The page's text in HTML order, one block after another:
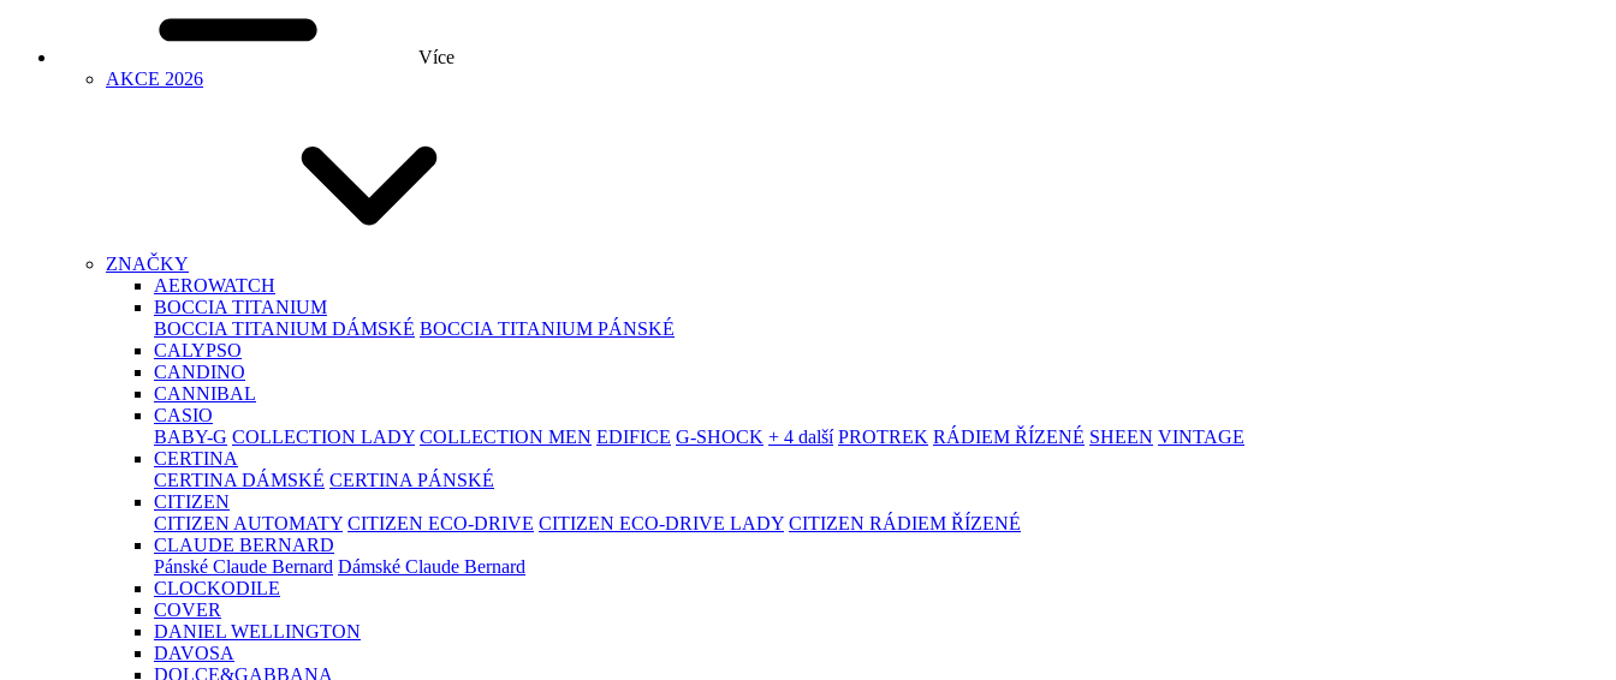
Více
AKCE 2026
ZNAČKY
AEROWATCH
BOCCIA TITANIUM
BOCCIA TITANIUM DÁMSKÉ BOCCIA TITANIUM PÁNSKÉ
CALYPSO
CANDINO
CANNIBAL
CASIO
BABY-G COLLECTION LADY COLLECTION MEN EDIFICE G-SHOCK + 4 další PROTREK RÁDIEM ŘÍZENÉ SHEEN VINTAGE
CERTINA
CERTINA DÁMSKÉ CERTINA PÁNSKÉ
CITIZEN
CITIZEN AUTOMATY CITIZEN ECO-DRIVE CITIZEN ECO-DRIVE LADY CITIZEN RÁDIEM ŘÍZENÉ
CLAUDE BERNARD
Pánské Claude Bernard Dámské Claude Bernard
CLOCKODILE
COVER
DANIEL WELLINGTON
DAVOSA
DOLCE&GABBANA